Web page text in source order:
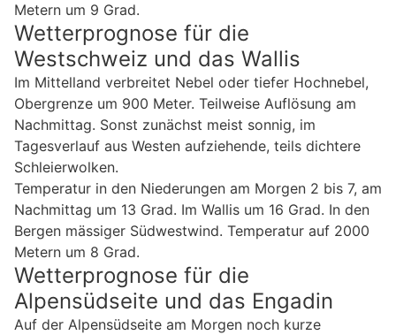
Metern um 9 Grad.
Wetterprognose für die
Westschweiz und das Wallis
Im Mittelland verbreitet Nebel oder tiefer Hochnebel,
Obergrenze um 900 Meter. Teilweise Auflösung am
Nachmittag. Sonst zunächst meist sonnig, im
Tagesverlauf aus Westen aufziehende, teils dichtere
Schleierwolken.
Temperatur in den Niederungen am Morgen 2 bis 7, am
Nachmittag um 13 Grad. Im Wallis um 16 Grad. In den
Bergen mässiger Südwestwind. Temperatur auf 2000
Metern um 8 Grad.
Wetterprognose für die
Alpensüdseite und das Engadin
Auf der Alpensüdseite am Morgen noch kurze